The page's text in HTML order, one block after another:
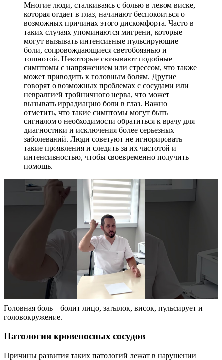
Многие люди, сталкиваясь с болью в левом виске,
которая отдает в глаз, начинают беспокоиться о
возможных причинах этого дискомфорта. Часто в
таких случаях упоминаются мигрени, которые
могут вызывать интенсивные пульсирующие
боли, сопровождающиеся светобоязнью и
тошнотой. Некоторые связывают подобные
симптомы с напряжением или стрессом, что также
может приводить к головным болям. Другие
говорят о возможных проблемах с сосудами или
невралгией тройничного нерва, что может
вызывать иррадиацию боли в глаз. Важно
отметить, что такие симптомы могут быть
сигналом о необходимости обратиться к врачу для
диагностики и исключения более серьезных
заболеваний. Люди советуют не игнорировать
такие проявления и следить за их частотой и
интенсивностью, чтобы своевременно получить
помощь.
Головная боль – болит лицо, затылок, висок, пульсирует и
головокружение.
Патология кровеносных сосудов
Причины развития таких патологий лежат в нарушении